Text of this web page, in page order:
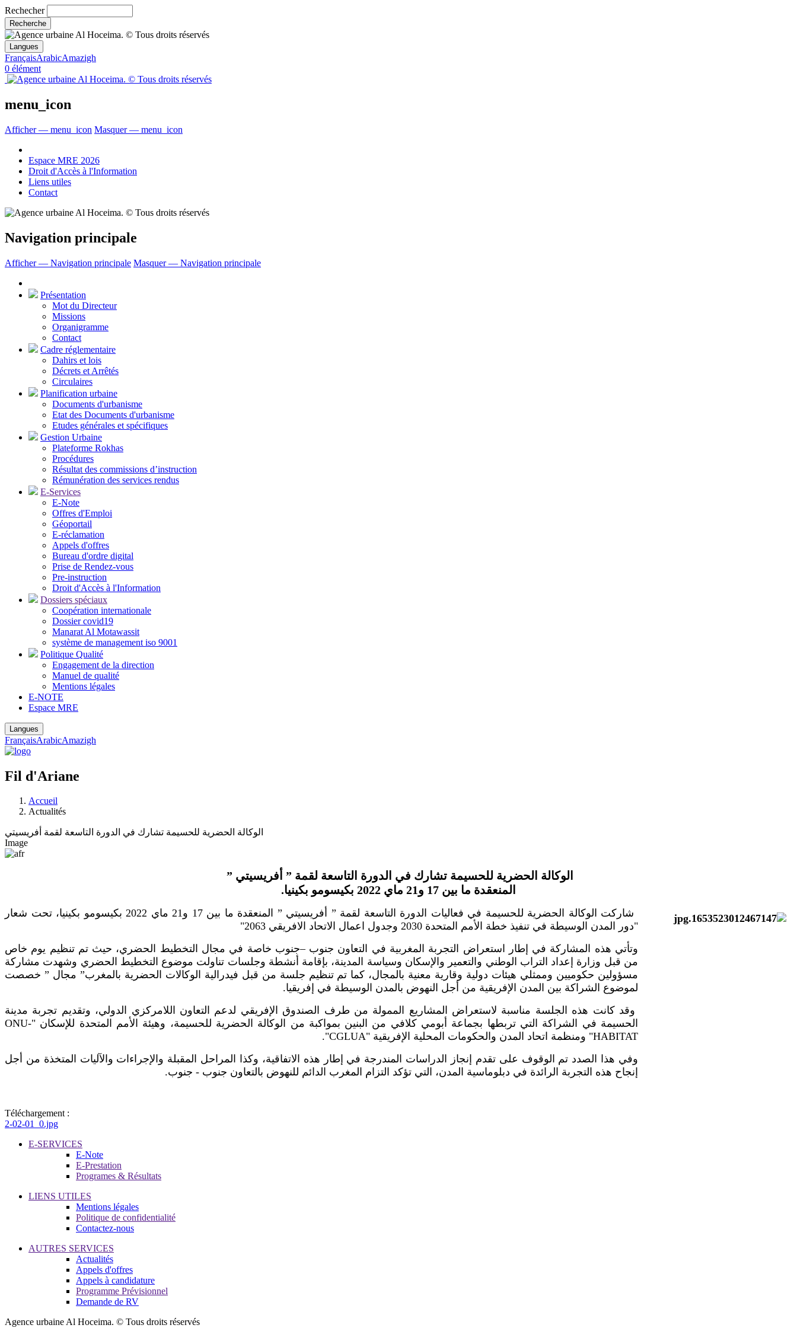
Rechecher
Langues
FrançaisArabicAmazigh
0 élément
menu_icon
Afficher — menu_icon Masquer — menu_icon
Espace MRE 2026
Droit d'Accès à l'Information
Liens utiles
Contact
Navigation principale
Afficher — Navigation principale Masquer — Navigation principale
Présentation
Mot du Directeur
Missions
Organigramme
Contact
Cadre réglementaire
Dahirs et lois
Décrets et Arrêtés
Circulaires
Planification urbaine
Documents d'urbanisme
Etat des Documents d'urbanisme
Etudes générales et spécifiques
Gestion Urbaine
Plateforme Rokhas
Procédures
Résultat des commissions d’instruction
Rémunération des services rendus
E-Services
E-Note
Offres d'Emploi
Géoportail
E-réclamation
Appels d'offres
Bureau d'ordre digital
Prise de Rendez-vous
Pre-instruction
Droit d'Accès à l'Information
Dossiers spéciaux
Coopération internationale
Dossier covid19
Manarat Al Motawassit
système de management iso 9001
Politique Qualité
Engagement de la direction
Manuel de qualité
Mentions légales
E-NOTE
Espace MRE
Langues
FrançaisArabicAmazigh
Fil d'Ariane
Accueil
Actualités
الوكالة الحضرية للحسيمة تشارك في الدورة التاسعة لقمة أفريسيتي
Image
الوكالة الحضرية للحسيمة تشارك في الدورة التاسعة لقمة ” أفريسيتي ”
المنعقدة ما بين 17 و21 ماي 2022 بكيسومو بكينيا.
شاركت الوكالة الحضرية للحسيمة في فعاليات الدورة التاسعة لقمة ” أفريسيتي ” المنعقدة ما بين 17 و21 ماي 2022 بكيسومو بكينيا، تحت شعار
"دور المدن الوسيطة في تنفيذ خطة الأمم المتحدة 2030 وجدول اعمال الاتحاد الافريقي 2063"
وتأتي هذه المشاركة في إطار استعراض التجربة المغربية في التعاون جنوب –جنوب خاصة في مجال التخطيط الحضري، حيث تم تنظيم يوم خاص
من قبل وزارة إعداد التراب الوطني والتعمير والإسكان وسياسة المدينة، بإقامة أنشطة وجلسات تناولت موضوع التخطيط الحضري وشهدت مشاركة
مسؤولين حكوميين وممثلي هيئات دولية وقارية معنية بالمجال، كما تم تنظيم جلسة من قبل فيدرالية الوكالات الحضرية بالمغرب” مجال ” خصصت
لموضوع الشراكة بين المدن الإفريقية من أجل النهوض بالمدن الوسيطة في إفريقيا.
وقد كانت هذه الجلسة مناسبة لاستعراض المشاريع الممولة من طرف الصندوق الإفريقي لدعم التعاون اللامركزي الدولي، وتقديم تجربة مدينة
الحسيمة في الشراكة التي تربطها بجماعة أبومي كلافي من البنين بمواكبة من الوكالة الحضرية للحسيمة، وهيئة الأمم المتحدة للإسكان "ONU-
HABITAT" ومنظمة اتحاد المدن والحكومات المحلية الإفريقية "CGLUA".
وفي هذا الصدد تم الوقوف على تقدم إنجاز الدراسات المندرجة في إطار هذه الاتفاقية، وكذا المراحل المقبلة والإجراءات والآليات المتخذة من أجل
إنجاح هذه التجربة الرائدة في دبلوماسية المدن، التي تؤكد التزام المغرب الدائم للنهوض بالتعاون جنوب - جنوب.
Téléchargement :
2-02-01_0.jpg
E-SERVICES
E-Note
E-Prestation
Programes & Résultats
LIENS UTILES
Mentions légales
Politique de confidentialité
Contactez-nous
AUTRES SERVICES
Actualités
Appels d'offres
Appels à candidature
Programme Prévisionnel
Demande de RV
Agence urbaine Al Hoceima. © Tous droits réservés